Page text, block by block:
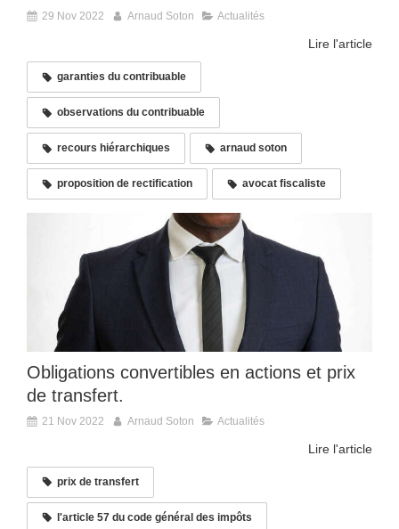
29 Nov 2022 Arnaud Soton Actualités
Lire l'article
garanties du contribuable
observations du contribuable
recours hiérarchiques arnaud soton
proposition de rectification avocat fiscaliste
Obligations convertibles en actions et prix
de transfert.
21 Nov 2022 Arnaud Soton Actualités
Lire l'article
prix de transfert
l'article 57 du code général des impôts